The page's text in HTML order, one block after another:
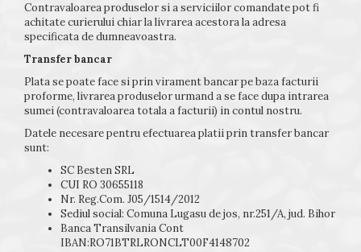
Contravaloarea produselor si a serviciilor comandate pot fi
achitate curierului chiar la livrarea acestora la adresa
specificata de dumneavoastra.
Transfer bancar
Plata se poate face si prin virament bancar pe baza facturii
proforme, livrarea produselor urmand a se face dupa intrarea
sumei (contravaloarea totala a facturii) in contul nostru.
Datele necesare pentru efectuarea platii prin transfer bancar
sunt:
SC Besten SRL
CUI RO 30655118
Nr. Reg.Com. J05/1514/2012
Sediul social: Comuna Lugasu de jos, nr.251/A, jud. Bihor
Banca Transilvania Cont
IBAN:RO71BTRLRONCLT00F4148702